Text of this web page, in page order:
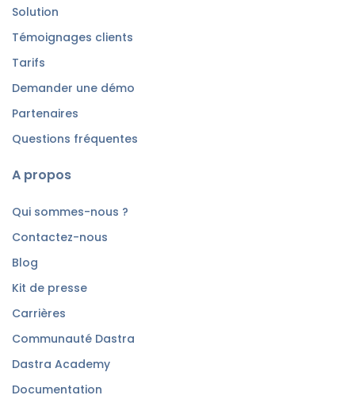
Solution
Témoignages clients
Tarifs
Demander une démo
Partenaires
Questions fréquentes
A propos
Qui sommes-nous ?
Contactez-nous
Blog
Kit de presse
Carrières
Communauté Dastra
Dastra Academy
Documentation